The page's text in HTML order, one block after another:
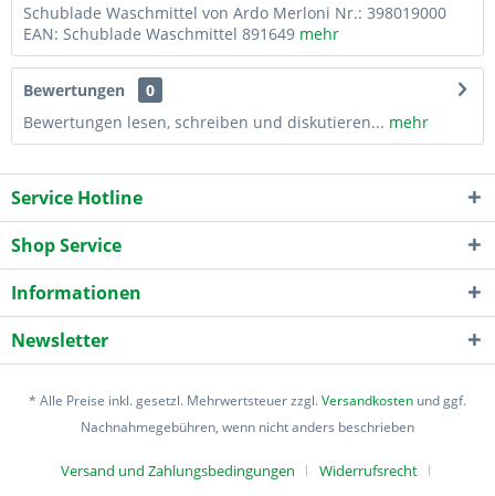
Schublade Waschmittel von Ardo Merloni Nr.: 398019000
EAN: Schublade Waschmittel 891649 mehr
Bewertungen
0
Bewertungen lesen, schreiben und diskutieren... mehr
Service Hotline
Shop Service
Informationen
Newsletter
* Alle Preise inkl. gesetzl. Mehrwertsteuer zzgl.Versandkosten und ggf.
Nachnahmegebühren, wenn nicht anders beschrieben
Versand und Zahlungsbedingungen Widerrufsrecht